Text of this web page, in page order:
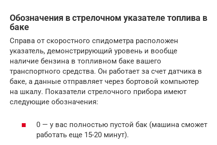
Обозначения в стрелочном указателе топлива в
баке
Справа от скоростного спидометра расположен
указатель, демонстрирующий уровень и вообще
наличие бензина в топливном баке вашего
транспортного средства. Он работает за счет датчика в
баке, а данные отправляет через бортовой компьютер
на шкалу. Показатели стрелочного прибора имеют
следующие обозначения:
0 — у вас полностью пустой бак (машина сможет
работать еще 15-20 минут).